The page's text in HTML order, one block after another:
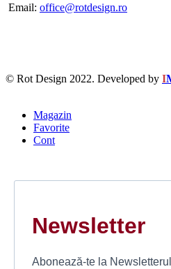
Email: office@rotdesign.ro
© Rot Design 2022. Developed by I
Magazin
Favorite
Cont
Newsletter
Abonează-te la